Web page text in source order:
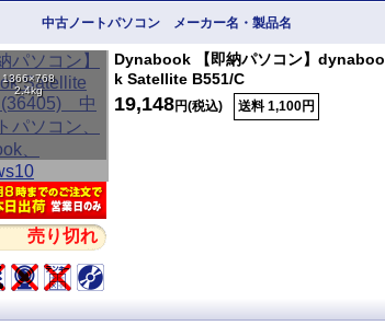
中古ノートパソコン メーカー名・製品名
1366×768
2.4kg
売り切れ
Dynabook 【即納パソコン】dynaboo
k Satellite B551/C
19,148円(税込) 送料 1,100円